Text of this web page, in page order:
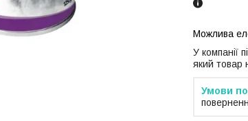
У компанії
який товар